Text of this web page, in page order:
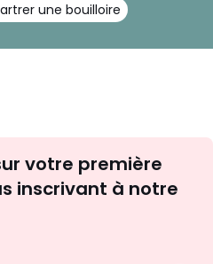
une bouilloire
newsletter
votre première
inscrivant à notre